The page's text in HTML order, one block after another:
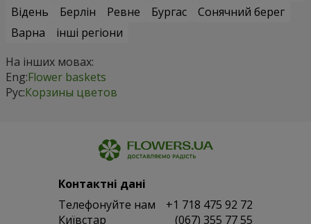
Відень
Берлін Ревне Бургас
Сонячний берег
Варна
інші регіони
На інших мовах:
Eng:Flower baskets
Рус:Корзины цветов
Контактні дані
Телефонуйте нам
+1 718 475 92 72
Київстар
(067) 355 77 55